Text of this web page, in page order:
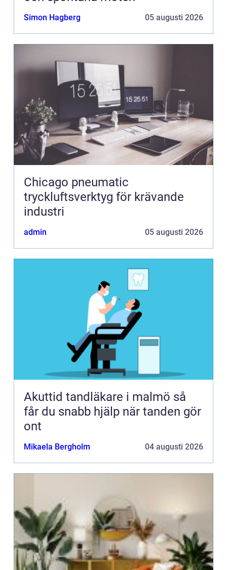
Simon Hagberg 05 augusti 2026
Chicago pneumatic
tryckluftsverktyg för krävande
industri
admin 05 augusti 2026
Akuttid tandläkare i malmö så
får du snabb hjälp när tanden gör
ont
Mikaela Bergholm 04 augusti 2026